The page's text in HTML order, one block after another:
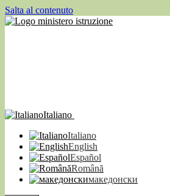
Salta al contenuto
Italiano
Italiano
English
Español
Română
македонски